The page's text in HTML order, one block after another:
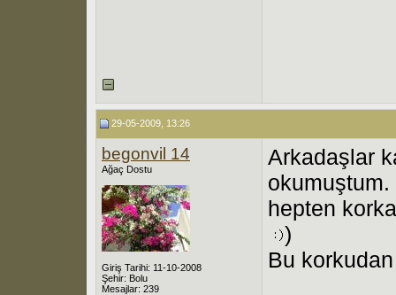
29-05-2009, 13:26
begonvil 14
Ağaç Dostu
Giriş Tarihi: 11-10-2008
Şehir: Bolu
Mesajlar: 239
Arkadaşlar
hepten
)
Bu